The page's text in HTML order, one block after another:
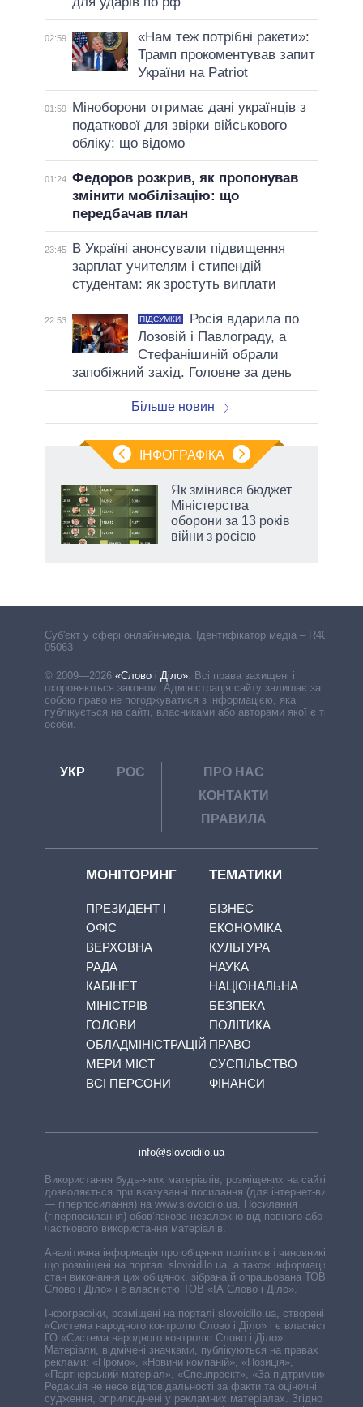
02:59
«Нам теж потрібні ракети»:
Трамп прокоментував запит
України на Patriot
01:59
Міноборони отримає дані українців з
податкової для звірки військового
обліку: що відомо
01:24 Федоров розкрив, як пропонував
змінити мобілізацію: що
передбачав план
23:45
В Україні анонсували підвищення
зарплат учителям і стипендій
студентам: як зростуть виплати
22:53 ПІДСУМКИ
Росія вдарила по
Лозовій і Павлограду, а
Стефанішиній обрали
запобіжний захід. Головне за день
Більше новин
ІНФОГРАФІКА
Як змінився бюджет
Міністерства
оборони за 13 років
війни з росією
Cуб'єкт у сфері онлайн-медіа. Ідентифікатор медіа – R40-
05063
© 2009—2026 «Слово і Діло» Всі права захищені і
охороняються законом. Адміністрація сайту залишає за
собою право не погоджуватися з інформацією, яка
публікується на сайті, власниками або авторами якої є треті
особи.
УКР РОС
ПРО НАС
КОНТАКТИ
ПРАВИЛА
МОНІТОРИНГ
ПРЕЗИДЕНТ І
ОФІС
ВЕРХОВНА
РАДА
КАБІНЕТ
МІНІСТРІВ
ГОЛОВИ
ОБЛАДМІНІСТРАЦІЙ
МЕРИ МІСТ
ВСІ ПЕРСОНИ
ТЕМАТИКИ
БІЗНЕС
ЕКОНОМІКА
КУЛЬТУРА
НАУКА
НАЦІОНАЛЬНА
БЕЗПЕКА
ПОЛІТИКА
ПРАВО
СУСПІЛЬСТВО
ФІНАНСИ
info@slovoidilo.ua
Використання будь-яких матеріалів, розміщених на сайті,
дозволяється при вказуванні посилання (для інтернет-видань
— гіперпосилання) на www.slovoidilo.ua. Посилання
(гіперпосилання) обов’язкове незалежно від повного або
часткового використання матеріалів.
Аналітична інформація про обіцянки політиків і чиновників,
що розміщені на порталі slovoidilo.ua, а також інформація про
стан виконання цих обіцянок, зібрана й опрацьована ТОВ «ІА
Слово і Діло» і є власністю ТОВ «ІА Слово і Діло».
Інфографіки, розміщені на порталі slovoidilo.ua, створені ГО
«Система народного контролю Слово і Діло» і є власністю
ГО «Система народного контролю Слово і Діло».
Матеріали, відмічені значками, публікуються на правах
реклами: «Промо», «Новини компаній», «Позиція»,
«Партнерський матеріал», «Спецпроєкт», «За підтримки».
Редакція не несе відповідальності за факти та оціночні
судження, оприлюднені у рекламних матеріалах. Згідно з